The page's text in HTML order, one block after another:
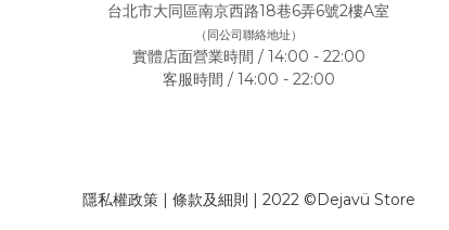
台北市大同區南京西路18巷6弄6號2樓A室
（同公司聯絡地址）
實體店面營業時間 / 14:00 - 22:00
客服時間 / 14:00 - 22:00
隱私權政策| 條款及細則 | 2022 ©Dejavü Store